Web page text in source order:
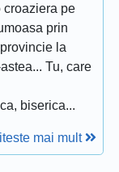
croaziera pe
prin
la
Tu, care
biserica...
mai mult